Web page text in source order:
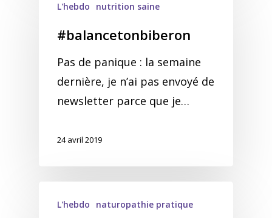
L'hebdo nutrition saine
#balancetonbiberon
Pas de panique : la semaine
dernière, je n’ai pas envoyé de
newsletter parce que je…
24 avril 2019
L'hebdo naturopathie pratique